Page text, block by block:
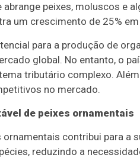
abrange peixes, moluscos e
um crescimento de 25%
para a produção de
global. No entanto, o
tributário complexo.
no mercado.
de peixes ornamentais
ornamentais contribui para a
reduzindo a